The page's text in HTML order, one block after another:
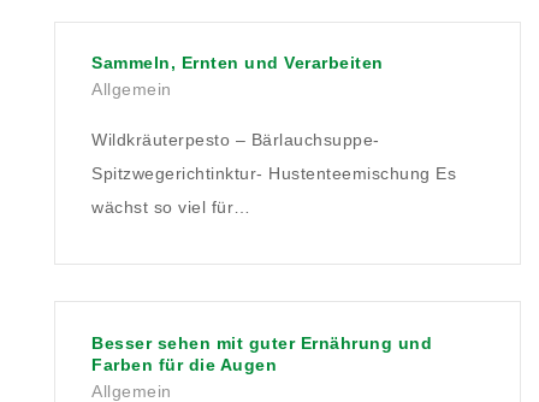
Sammeln, Ernten und Verarbeiten
Allgemein
Wildkräuterpesto – Bärlauchsuppe-
Spitzwegerichtinktur- Hustenteemischung Es
wächst so viel für…
Besser sehen mit guter Ernährung und
Farben für die Augen
Allgemein